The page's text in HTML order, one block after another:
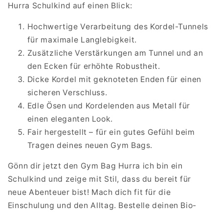
Hurra Schulkind auf einen Blick:
Hochwertige Verarbeitung des Kordel-Tunnels
für maximale Langlebigkeit.
Zusätzliche Verstärkungen am Tunnel und an
den Ecken für erhöhte Robustheit.
Dicke Kordel mit geknoteten Enden für einen
sicheren Verschluss.
Edle Ösen und Kordelenden aus Metall für
einen eleganten Look.
Fair hergestellt – für ein gutes Gefühl beim
Tragen deines neuen Gym Bags.
Gönn dir jetzt den Gym Bag Hurra ich bin ein
Schulkind und zeige mit Stil, dass du bereit für
neue Abenteuer bist! Mach dich fit für die
Einschulung und den Alltag. Bestelle deinen Bio-